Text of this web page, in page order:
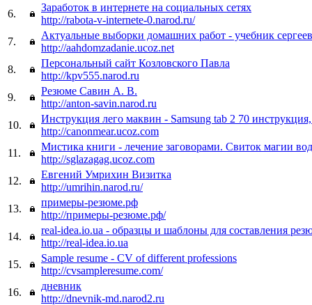
6.
Заработок в интернете на социальных сетях
http://rabota-v-internete-0.narod.ru/
7.
Актуальные выборки домашних работ - учебник
http://aahdomzadanie.ucoz.net
8.
Персональный сайт Козловского Павла
http://kpv555.narod.ru
9.
Резюме Савин А. В.
http://anton-savin.narod.ru
10.
Инструкция лего маквин - Samsung tab 2 70
http://canonmear.ucoz.com
11.
Мистика книги - лечение заговорами. Свиток магии
http://sglazagag.ucoz.com
12.
Евгений Умрихин Визитка
http://umrihin.narod.ru/
13.
примеры-резюме.рф
http://примеры-резюме.рф/
14.
real-idea.io.ua - образцы и шаблоны для составления
http://real-idea.io.ua
15.
Sample resume - CV of different professions
http://cvsampleresume.com/
16.
дневник
http://dnevnik-md.narod2.ru